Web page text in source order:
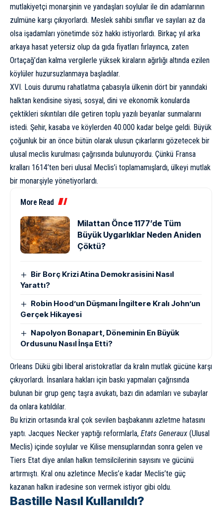
mutlakiyetçi monarşinin ve yandaşları soylular ile din adamlarının
zulmüne karşı çıkıyorlardı. Meslek sahibi sınıflar ve sayıları az da
olsa işadamları yönetimde söz hakkı istiyorlardı. Birkaç yıl arka
arkaya hasat yetersiz olup da gıda fiyatları fırlayınca, zaten
Ortaçağ’dan kalma vergilerle yüksek kiraların ağırlığı altında ezilen
köylüler huzursuzlanmaya başladılar.
XVI. Louis durumu rahatlatma çabasıyla ülkenin dört bir yanındaki
halktan kendisine siyasi, sosyal, dini ve ekonomik konularda
çektikleri sıkıntıları dile getiren toplu yazılı beyanlar sunmalarını
istedi. Şehir, kasaba ve köylerden 40.000 kadar belge geldi. Büyük
çoğunluk bir an önce bütün olarak ulusun çıkarlarını gözetecek bir
ulusal meclis kurulması çağrısında bulunuyordu. Çünkü Fransa
kralları 1614’ten beri ulusal Meclis’i toplamamışlardı, ülkeyi mutlak
bir monarşiyle yönetiyorlardı.
More Read
Milattan Önce 1177’de Tüm
Büyük Uygarlıklar Neden Aniden
Çöktü?
Bir Borç Krizi Atina Demokrasisini Nasıl
Yarattı?
Robin Hood’un Düşmanı İngiltere Kralı John’un
Gerçek Hikayesi
Napolyon Bonapart, Döneminin En Büyük
Ordusunu Nasıl İnşa Etti?
Orleans Dükü gibi liberal aristokratlar da kralın mutlak gücüne karşı
çıkıyorlardı. İnsanlara hakları için baskı yapmaları çağrısında
bulunan bir grup genç taşra avukatı, bazı din adamları ve subaylar
da onlara katıldılar.
Bu krizin ortasında kral çok sevilen başbakanını azletme hatasını
yaptı. Jacques Necker yaptığı reformlarla, Etats Generaux (Ulusal
Meclis) içinde soylular ve Kilise mensuplarından sonra gelen ve
Tiers Etat diye anılan halkın temsilcilerinin sayısını ve gücünü
artırmıştı. Kral onu azletince Meclis’e kadar Meclis’te güç
kazanan halkın iradesine son vermek istiyor gibi oldu.
Bastille Nasıl Kullanıldı?